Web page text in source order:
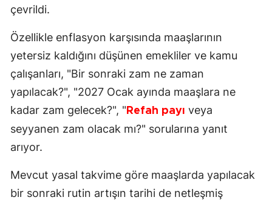
çevrildi.
Özellikle enflasyon karşısında maaşlarının
yetersiz kaldığını düşünen emekliler ve kamu
çalışanları, "Bir sonraki zam ne zaman
yapılacak?", "2027 Ocak ayında maaşlara ne
kadar zam gelecek?", " Refah payı veya
seyyanen zam olacak mı?" sorularına yanıt
arıyor.
Mevcut yasal takvime göre maaşlarda yapılacak
bir sonraki rutin artışın tarihi de netleşmiş